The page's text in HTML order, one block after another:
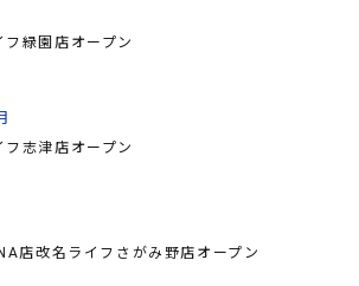
フ緑園店オープン
フ志津店オープン
店改名ライフさがみ野店オープン